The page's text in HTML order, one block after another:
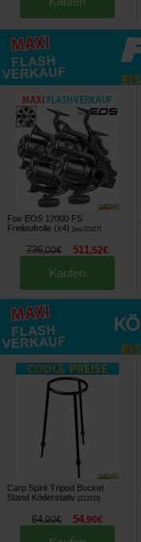
Fox EOS 12000 FS
Freilaufrolle (x4)
[esc10327]
736,00€ 511 ,52€
Kaufen
Carp Spirit Tripod Bucket
Stand Köderstativ
213232]
64,90€ 54,90€